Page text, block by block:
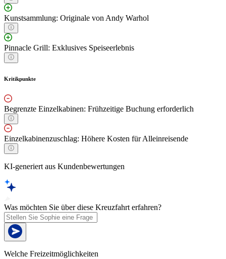
Kunstsammlung: Originale von Andy Warhol
Pinnacle Grill: Exklusives Speiseerlebnis
Kritikpunkte
Begrenzte Einzelkabinen: Frühzeitige Buchung erforderlich
Einzelkabinenzuschlag: Höhere Kosten für Alleinreisende
KI-generiert aus Kundenbewertungen
Was möchten Sie über diese Kreuzfahrt erfahren?
Welche Freizeitmöglichkeiten